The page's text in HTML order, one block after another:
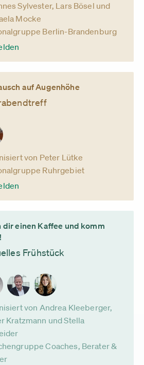
Sylvester, Lars Bösel und
Mocke
Berlin-Brandenburg
auf Augenhöhe
von Peter Lütke
Ruhrgebiet
dir einen Kaffee und komm
Frühstück
von Andrea Kleeberger,
Kratzmann und Stella
Coaches, Berater &